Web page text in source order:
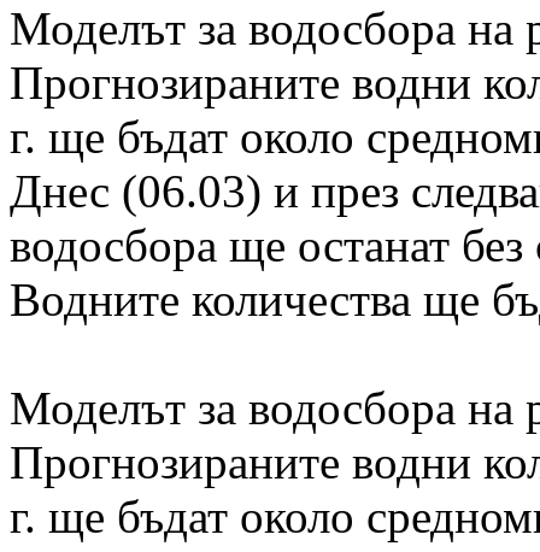
Моделът за водосбора на
Прогнозираните водни
г. ще бъдат около
Днес (06.03) и през
водосбора ще останат
Водните количества ще
Моделът за водосбора на
Прогнозираните водни
г. ще бъдат около